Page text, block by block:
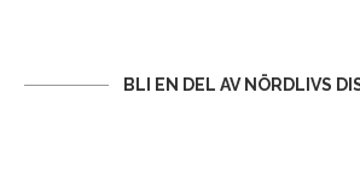
BLI EN DEL AV NÖRDLIVS